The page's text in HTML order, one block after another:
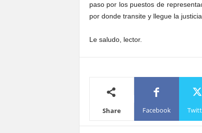
paso por los puestos de
por donde transite y llegue la
Le saludo, lector.
Share Facebook